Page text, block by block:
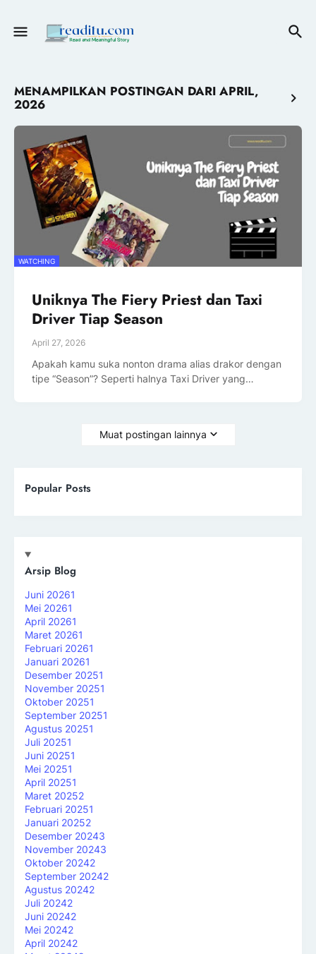
MENAMPILKAN POSTINGAN DARI APRIL,
2026
WATCHING
Uniknya The Fiery Priest dan Taxi
Driver Tiap Season
April 27, 2026
Apakah kamu suka nonton drama alias drakor dengan
tipe “Season”? Seperti halnya Taxi Driver yang…
Muat postingan lainnya
Popular Posts
Arsip Blog
Juni 20261
Mei 20261
April 20261
Maret 20261
Februari 20261
Januari 20261
Desember 20251
November 20251
Oktober 20251
September 20251
Agustus 20251
Juli 20251
Juni 20251
Mei 20251
April 20251
Maret 20252
Februari 20251
Januari 20252
Desember 20243
November 20243
Oktober 20242
September 20242
Agustus 20242
Juli 20242
Juni 20242
Mei 20242
April 20242